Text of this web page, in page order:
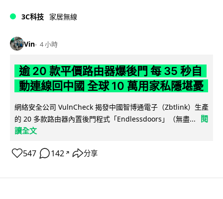
3C科技 家居無線
Vin 4 小時
逾 20 款平價路由器爆後門 每 35 秒自
動連線回中國 全球 10 萬用家私隱堪憂
網絡安全公司 VulnCheck 揭發中國智博通電子（Zbtlink）生產
的 20 多款路由器內置後門程式「Endlessdoors」（無盡...
閱
讀全文
547 142 ↗ 分享